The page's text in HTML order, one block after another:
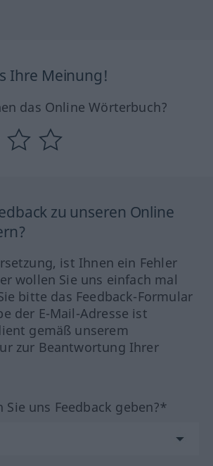
Ihre Meinung!
das Online Wörterbuch?
zu unseren Online
ist Ihnen ein Fehler
wollen Sie uns einfach mal
bitte das Feedback-Formular
der E-Mail-Adresse ist
gemäß unserem
zur Beantwortung Ihrer
Sie uns Feedback geben?*